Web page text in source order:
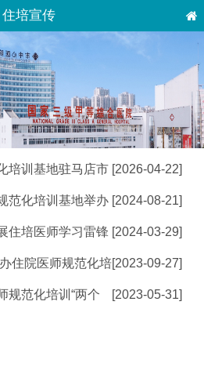
住培宣传
[2026-04-22]
培训基地驻马店市
招收简章 [2024-08-21]
范化培训基地举办
活动 [2024-03-29]
住培医师学习雷锋
[2023-09-27]
住院医师规范化培
活动 [2023-05-31]
规范化培训“两个